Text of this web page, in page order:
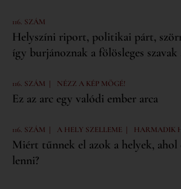
116. SZÁM
Helyszíni riport, politikai párt,
így burjánoznak a fölösleges szavak
116. SZÁM | NÉZZ A KÉP MÖGÉ!
Ez az arc egy valódi ember arca
116. SZÁM | A HELY SZELLEME | HARMADIK
Miért tűnnek el azok a helyek, ahol
lenni?